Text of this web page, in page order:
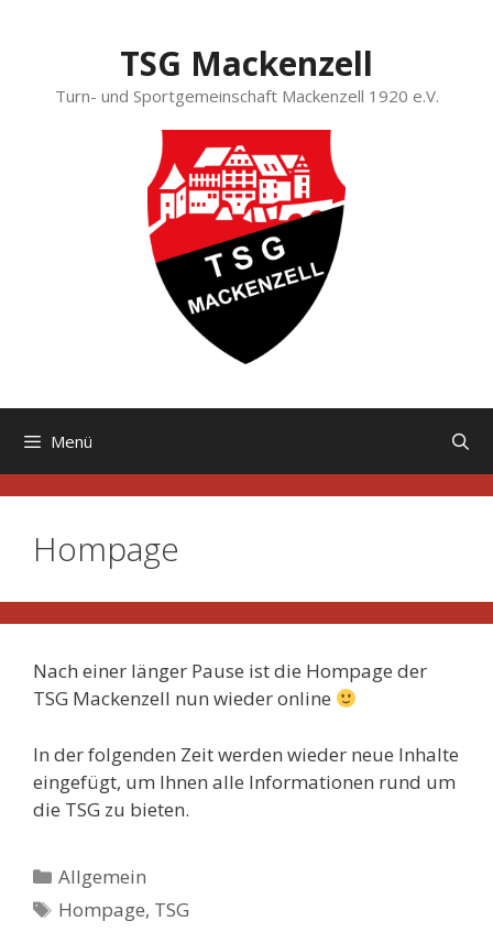
TSG Mackenzell
Turn- und Sportgemeinschaft Mackenzell 1920 e.V.
Menü
Hompage
Nach einer länger Pause ist die Hompage der
TSG Mackenzell nun wieder online
In der folgenden Zeit werden wieder neue Inhalte
eingefügt, um Ihnen alle Informationen rund um
die TSG zu bieten.
Kategorien
Allgemein
Schlagwörter
Hompage, TSG